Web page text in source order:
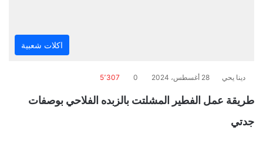
اكلات شعبية
دينا يحي 28 أغسطس، 2024 0 5٬307
طريقة عمل الفطير المشلتت بالزبده الفلاحي بوصفات
جدتي